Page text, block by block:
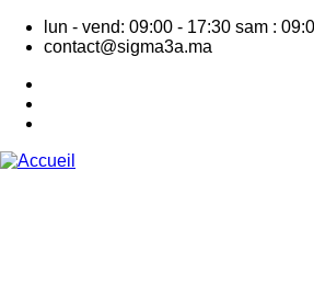
Aller
principal
lun - vend: 09:00 - 17:30 sam :
contact@sigma3a.ma